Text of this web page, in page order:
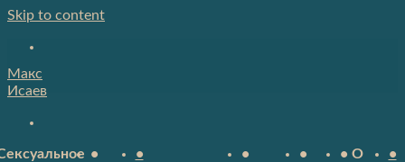
Skip to content
Макс
Исаев
•
•
•
•
• О
•